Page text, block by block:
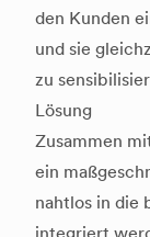
den Kunden
und sie
zu
Lösung
Zusammen
ein
nahtlos in die